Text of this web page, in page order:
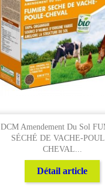
DCM Amendement Du Sol
SÉCHÉ DE VACHE-
CHEVAL...
Détail article